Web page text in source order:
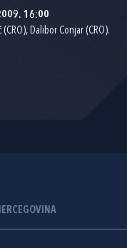
16:00
Dalibor Conjar (CRO).